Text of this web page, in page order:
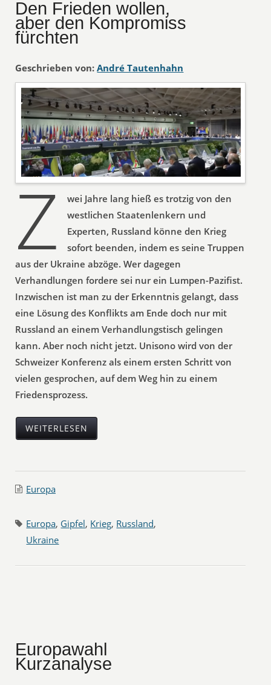
Den Frieden wollen,
aber den Kompromiss
fürchten
Geschrieben von: André Tautenhahn
Z
wei Jahre lang hieß es trotzig von den
westlichen Staatenlenkern und
Experten, Russland könne den Krieg
sofort beenden, indem es seine Truppen
aus der Ukraine abzöge. Wer dagegen
Verhandlungen fordere sei nur ein Lumpen-Pazifist.
Inzwischen ist man zu der Erkenntnis gelangt, dass
eine Lösung des Konflikts am Ende doch nur mit
Russland an einem Verhandlungstisch gelingen
kann. Aber noch nicht jetzt. Unisono wird von der
Schweizer Konferenz als einem ersten Schritt von
vielen gesprochen, auf dem Weg hin zu einem
Friedensprozess.
WEITERLESEN
Europa
Europa, Gipfel, Krieg, Russland,
Ukraine
Europawahl
Kurzanalyse